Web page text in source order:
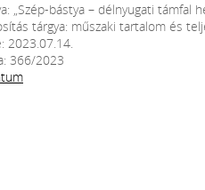
„Szép-bástya – délnyugati támfal
tárgya: műszaki tartalom és
2023.07.14.
366/2023